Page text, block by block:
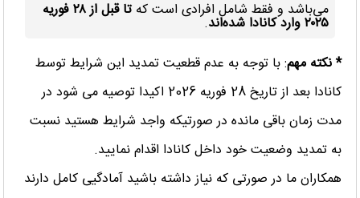
می‌باشد و فقط شامل افرادی است کهتا قبل از۲۸ فوریه
۲۰۲۵ وارد کانادا شده‌اند.
* نکته مهم: با توجه به عدم قطعیت تمدید این شرایط توسط
کانادا بعد از تاریخ 28 فوریه 2026 اکیدا توصیه می شود در
مدت زمان باقی مانده در صورتیکه واجد شرایط هستید نسبت
به تمدید وضعیت خود داخل کانادا اقدام نمایید.
همکاران ما در صورتی که نیاز داشته باشید آمادگیی کامل دارند